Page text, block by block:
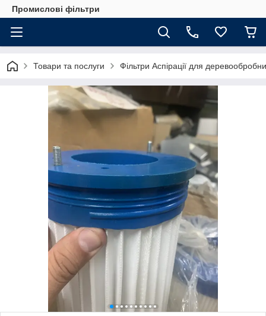
Промислові фільтри
Товари та послуги Фільтри Аспірації для